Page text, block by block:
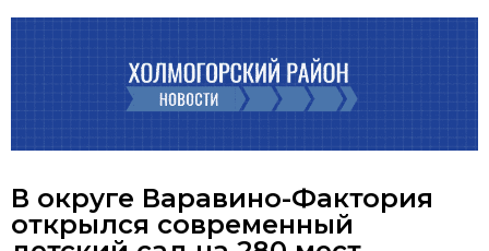
В округе Варавино-Фактория
открылся современный